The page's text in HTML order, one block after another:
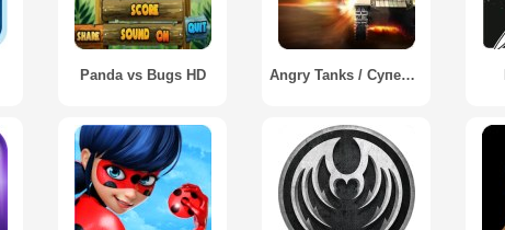
Panda vs Bugs HD Angry Tanks / Супер Танки